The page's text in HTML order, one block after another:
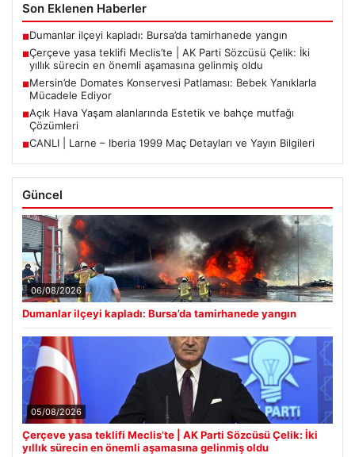
Son Eklenen Haberler
■Dumanlar ilçeyi kapladı: Bursa’da tamirhanede yangın
■Çerçeve yasa teklifi Meclis’te | AK Parti Sözcüsü Çelik: İki
yıllık sürecin en önemli aşamasına gelinmiş oldu
■Mersin’de Domates Konservesi Patlaması: Bebek Yanıklarla
Mücadele Ediyor
■Açık Hava Yaşam alanlarında Estetik ve bahçe mutfağı
Çözümleri
■CANLI | Larne – Iberia 1999 Maç Detayları ve Yayın Bilgileri
Güncel
06/08/2026
Dumanlar ilçeyi kapladı: Bursa’da tamirhanede yangın
05/08/2026
Çerçeve yasa teklifi Meclis’te | AK Parti Sözcüsü Çelik: İki
yıllık sürecin en önemli aşamasına gelinmiş oldu